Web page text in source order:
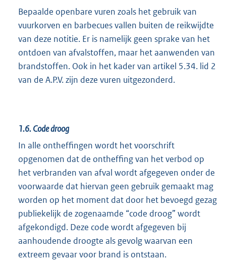
Bepaalde openbare vuren zoals het gebruik van
vuurkorven en barbecues vallen buiten de reikwijdte
van deze notitie. Er is namelijk geen sprake van het
ontdoen van afvalstoffen, maar het aanwenden van
brandstoffen. Ook in het kader van artikel 5.34. lid 2
van de A.P.V. zijn deze vuren uitgezonderd.
1.6.Code droog
In alle ontheffingen wordt het voorschrift
opgenomen dat de ontheffing van het verbod op
het verbranden van afval wordt afgegeven onder de
voorwaarde dat hiervan geen gebruik gemaakt mag
worden op het moment dat door het bevoegd gezag
publiekelijk de zogenaamde “code droog” wordt
afgekondigd. Deze code wordt afgegeven bij
aanhoudende droogte als gevolg waarvan een
extreem gevaar voor brand is ontstaan.